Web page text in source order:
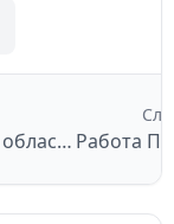
Ракетная опасность в Липецкой области Работа